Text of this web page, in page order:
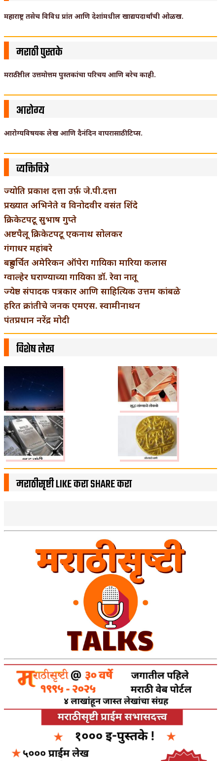
महाराष्ट्र तसेच विविध प्रांत आणि देशांमधील खाद्यपदार्थांची ओळख.
मराठी पुस्तके
मराठीतील उत्तमोत्तम पुस्तकांचा परिचय आणि बरेच काही.
आरोग्य
आरोग्यविषयक लेख आणि दैनंदिन वापरासाठी टिप्स.
व्यक्तिचित्रे
ज्योति प्रकाश दत्ता उर्फ़ जे.पी.दत्ता
प्रख्यात अभिनेते व विनोदवीर वसंत शिंदे
क्रिकेटपटू सुभाष गुप्ते
अष्टपैलू क्रिकेटपटू एकनाथ सोलकर
गंगाधर महांबरे
बहुचर्चित अमेरिकन ऑपेरा गायिका मारिया कलास
ग्वाल्हेर घराण्याच्या गायिका डॉ. रेवा नातू
ज्येष्ठ संपादक पत्रकार आणि साहित्यिक उत्तम कांबळे
हरित क्रांतीचे जनक एमएस. स्वामीनाथन
पंतप्रधान नरेंद्र मोदी
विशेष लेख
मराठीसृष्टी LIKE करा SHARE करा